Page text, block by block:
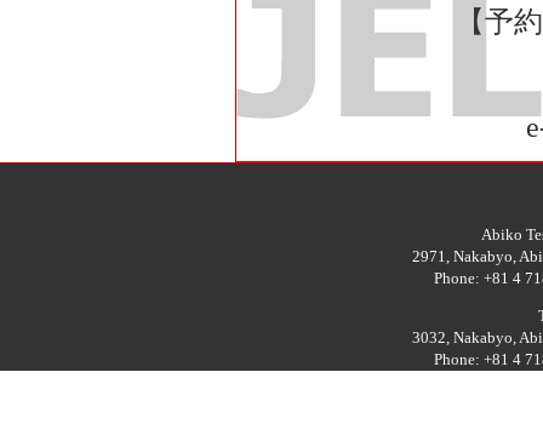
【予
Abiko
2971, Nakabyo,
Phone: +81 4
3032, Nakabyo,
Phone: +81 4